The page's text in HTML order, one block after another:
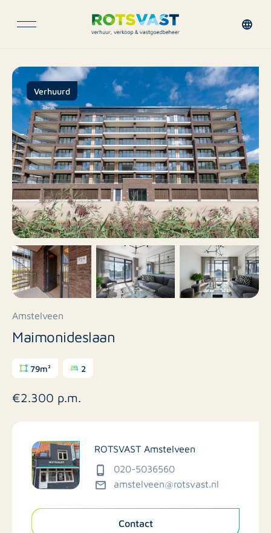
Verhuurd
Amstelveen
Maimonideslaan
79m² 2
€2.300 p.m.
ROTSVAST Amstelveen
020-5036560
amstelveen@rotsvast.nl
Contact